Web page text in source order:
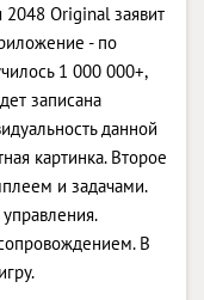
Original заявит
- по
1 000 000+,
записана
данной
картинка. Второе
и задачами.
В